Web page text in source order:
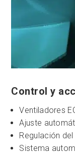
Control y
Ventiladores
Ajuste
Regulación
Sistema